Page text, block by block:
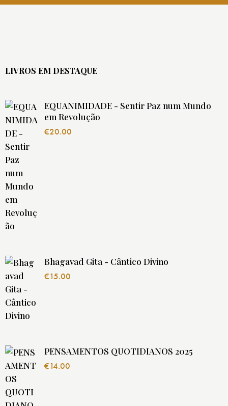
LIVROS EM DESTAQUE
EQUANIMIDADE - Sentir Paz num Mundo
em Revolução
€20.00
Bhagavad Gita - Cântico Divino
€15.00
PENSAMENTOS QUOTIDIANOS 2025
€14.00